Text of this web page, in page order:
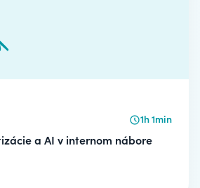
1h 1min
a AI v internom nábore